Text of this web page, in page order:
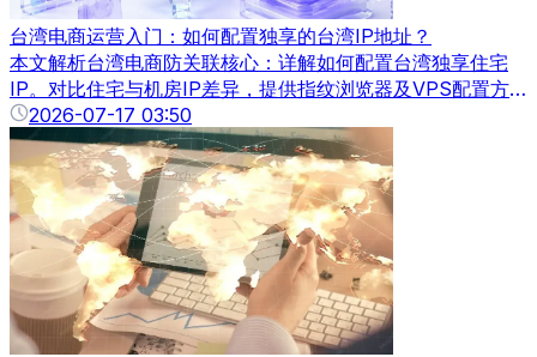
台湾电商运营入门：如何配置独享的台湾IP地址？
本文解析台湾电商防关联核心：详解如何配置台湾独享住宅
IP。对比住宅与机房IP差异，提供指纹浏览器及VPS配置方
案，助卖家有效规避平台封号风险。
2026-07-17 03:50